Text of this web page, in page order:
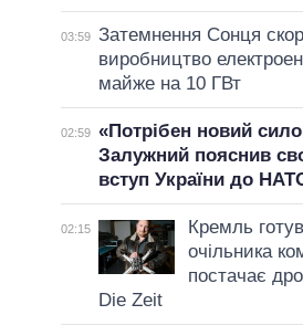
03:59 Затемнення Сонця
виробництво
майже на 10 ГВт
02:59 «Потрібен новий
Залужний пояснив
вступ України до
02:15
Кремль
очільника
постачає
Die Zeit